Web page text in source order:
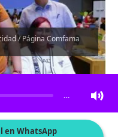
/ Página Comfama
…
en WhatsApp